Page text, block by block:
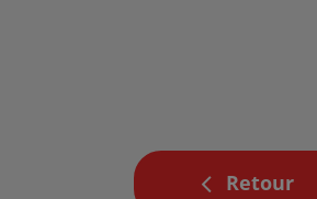
Retour